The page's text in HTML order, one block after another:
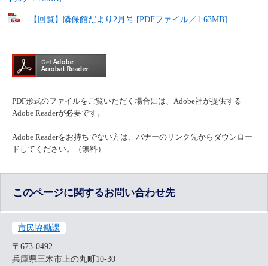
【回覧】隣保館だより2月号 [PDFファイル／1.63MB]
PDF形式のファイルをご覧いただく場合には、Adobe社が提供する
Adobe Readerが必要です。
Adobe Readerをお持ちでない方は、バナーのリンク先からダウンロー
ドしてください。（無料）
このページに関するお問い合わせ先
市民協働課
〒673-0492
兵庫県三木市上の丸町10-30